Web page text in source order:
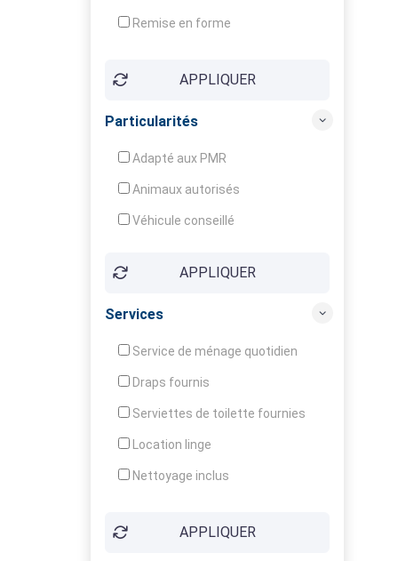
Remise en forme
Soins du corpsAPPLIQUER
Particularités
Adapté aux PMR
Animaux autorisés
Véhicule conseillé
APPLIQUER
Services
Service de ménage quotidien
Draps fournis
Serviettes de toilette fournies
Location linge
Nettoyage inclus
Garde d'enfants
APPLIQUER